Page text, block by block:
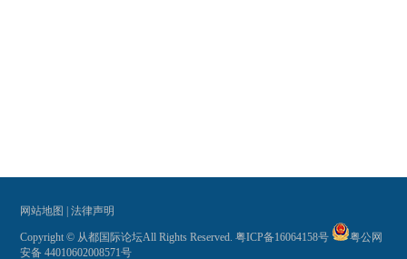
网站地图 |法律声明
Copyright © 从都国际论坛All Rights Reserved.粤ICP备16064158号
粤公网
安备 44010602008571号